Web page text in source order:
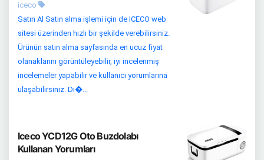
iceco
Satın Al Satın alma işlemi için de ICECO web
sitesi üzerinden hızlı bir şekilde verebilirsiniz.
Ürünün satın alma sayfasında en ucuz fiyat
olanaklarını görüntüleyebilir, iyi incelenmiş
incelemeler yapabilir ve kullanıcı yorumlarına
ulaşabilirsiniz. Di�...
Iceco YCD12G Oto Buzdolabı
Kullanan Yorumları